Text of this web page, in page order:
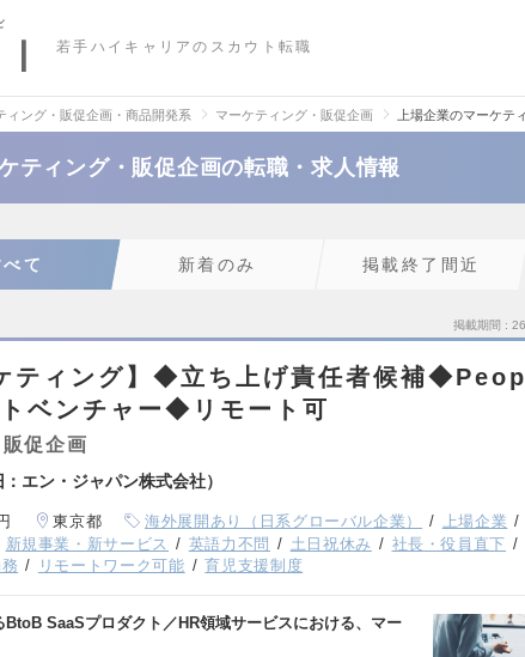
若手ハイキャリアのスカウト転職
ィング・販促企画・商品開発系 マーケティング・販促企画 上場企業のマーケテ
ティング・販促企画の転職・求人情報
べて 新着のみ 掲載終了間近
掲載期間
ティング】◆立ち上げ責任者候補
ベンチャー◆リモート可
促企画
エン・ジャパン株式会社）
東京都 海外展開あり（日系グローバル企業） 上場企業
新規事業・新サービス 英語力不問 土日祝休み 社長・役員直下
リモートワーク可能 育児支援制度
SaaSプロダクト／HR領域サービスにおける、マー